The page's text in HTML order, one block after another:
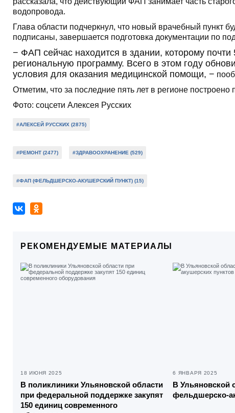
водопровода.
Глава области подчеркнул, что новый врачебный пункт
подписаны, завершается подготовка документации по
− ФАП сейчас находится в здании, которому
региональную программу. Всего в этом году
условия для оказания медицинской помощи, −
Отметим, что за последние пять лет в регионе
Фото: соцсети Алексея Русских
#АЛЕКСЕЙ РУССКИХ (2875)
#РЕМОНТ (2477) #ЗДРАВООХРАНЕНИЕ (529)
#ФАП (ФЕЛЬДШЕРСКО-АКУШЕРСКИЙ ПУНКТ) (15)
РЕКОМЕНДУЕМЫЕ МАТЕРИАЛЫ
18 ИЮНЯ 2025
В поликлиники Ульяновской области
при федеральной поддержке закупят
150 единиц современного
6 ЯНВАРЯ 2025
В Ульяновской
фельдшерско-